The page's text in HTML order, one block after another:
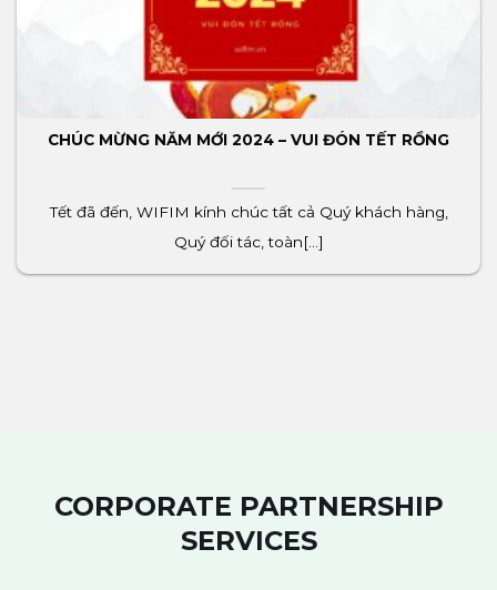
CHÚC MỪNG NĂM MỚI 2024 – VUI ĐÓN TẾT RỒNG
Tết đã đến, WIFIM kính chúc tất cả Quý khách hàng,
Quý đối tác, toàn[...]
CORPORATE PARTNERSHIP
SERVICES